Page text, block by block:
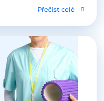
Přečíst celé